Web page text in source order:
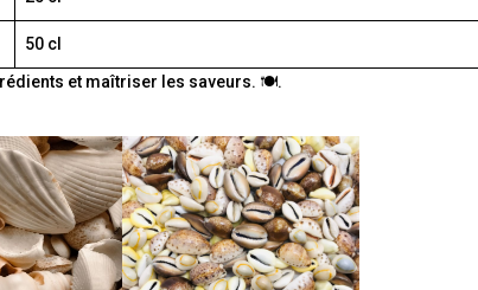
50 cl
et maîtriser les saveurs. 🍽️.